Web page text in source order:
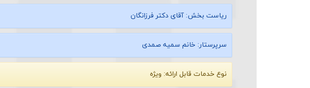
ریاست بخش:آقای دكتر فرزانگان
سرپرستار:خانم سمیه صمدی
نوع خدمات قابل ارائه: ویژه